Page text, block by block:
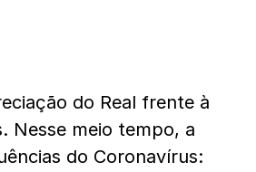
do Real frente à
Nesse meio tempo, a
do Coronavírus: